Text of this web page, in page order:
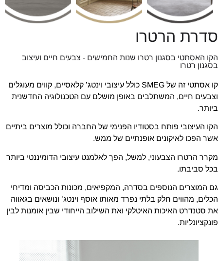
הרטרו
האסתטי בסגנון רטרו שנות החמישים - צבעים חיים ועיצוב
רטרו
קו אסתטי זה של SMEG כולל עיצובי וינטג’ קלאסיים, קווים מעוגלים
חיים, המשתלבים באופן מושלם עם הטכנולוגיה החדשנית
העיצובי פותח בסטודיו הפנימי של החברה וכולל מוצרים ביתיים
הפכו לאיקונים אופנתיים של ממש.
הרטרו הצבעוני, למשל, הפך לאלמנט עיצובי הדומיננטי ביותר
סביבתו.
המוצרים הנוספים בסדרה, המקפיאים, מכונות הכביסה ומדיחי
מהווים חלק בלתי נפרד מאותו אוסף וינטג’ ונושאים בגאווה
סטנדרט האיכות האיטלקי ואת השילוב הייחודי שבין אומנות לבין